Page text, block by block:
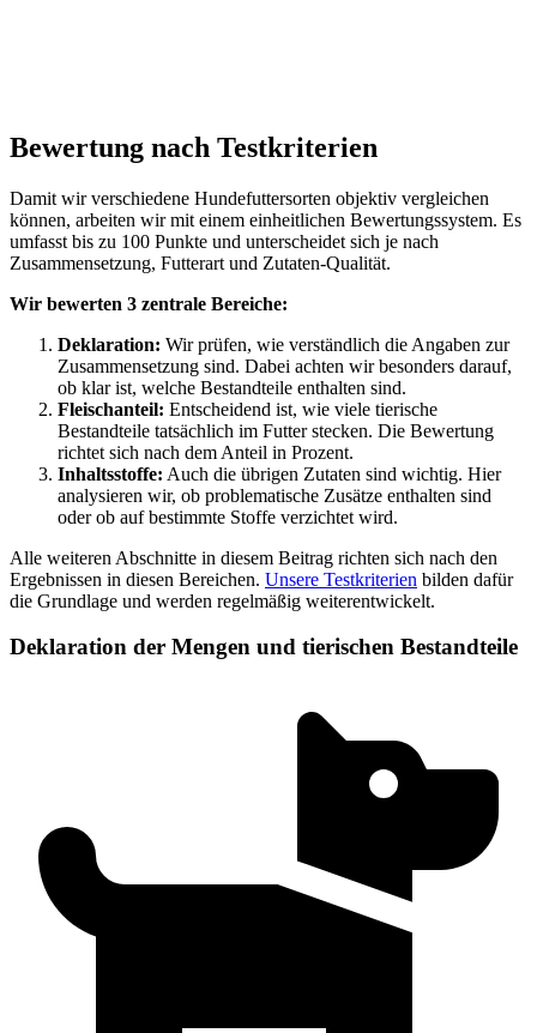
Bewertung nach Testkriterien
Damit wir verschiedene Hundefuttersorten objektiv vergleichen
können, arbeiten wir mit einem einheitlichen Bewertungssystem. Es
umfasst bis zu 100 Punkte und unterscheidet sich je nach
Zusammensetzung, Futterart und Zutaten-Qualität.
Wir bewerten 3 zentrale Bereiche:
Deklaration: Wir prüfen, wie verständlich die Angaben zur
Zusammensetzung sind. Dabei achten wir besonders darauf,
ob klar ist, welche Bestandteile enthalten sind.
Fleischanteil: Entscheidend ist, wie viele tierische
Bestandteile tatsächlich im Futter stecken. Die Bewertung
richtet sich nach dem Anteil in Prozent.
Inhaltsstoffe: Auch die übrigen Zutaten sind wichtig. Hier
analysieren wir, ob problematische Zusätze enthalten sind
oder ob auf bestimmte Stoffe verzichtet wird.
Alle weiteren Abschnitte in diesem Beitrag richten sich nach den
Ergebnissen in diesen Bereichen. Unsere Testkriterien bilden dafür
die Grundlage und werden regelmäßig weiterentwickelt.
Deklaration der Mengen und tierischen Bestandteile